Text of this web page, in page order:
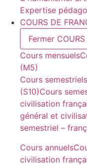
Expertise
COURS DE
Fermer
Cours mensuels
(M5)
Cours semestriels
(S10)Cours
civilisation
général et
semestriel –
Cours annuels
civilisation